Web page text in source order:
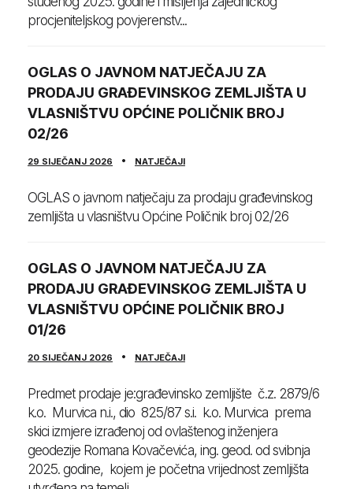
procjeniteljskog povjerenstv...
OGLAS O JAVNOM NATJEČAJU ZA
PRODAJU GRAĐEVINSKOG ZEMLJIŠTA U
VLASNIŠTVU OPĆINE POLIČNIK BROJ
02/26
29 SIJEČANJ 2026 NATJEČAJI
OGLAS o javnom natječaju za prodaju građevinskog
zemljišta u vlasništvu Općine Poličnik broj 02/26
OGLAS O JAVNOM NATJEČAJU ZA
PRODAJU GRAĐEVINSKOG ZEMLJIŠTA U
VLASNIŠTVU OPĆINE POLIČNIK BROJ
01/26
20 SIJEČANJ 2026 NATJEČAJI
Predmet prodaje je:građevinsko zemljište č.z. 2879/6
k.o. Murvica n.i., dio 825/87 s.i. k.o. Murvica prema
skici izmjere izrađenoj od ovlaštenog inženjera
geodezije Romana Kovačevića, ing. geod. od svibnja
2025. godine, kojem je početna vrijednost zemljišta